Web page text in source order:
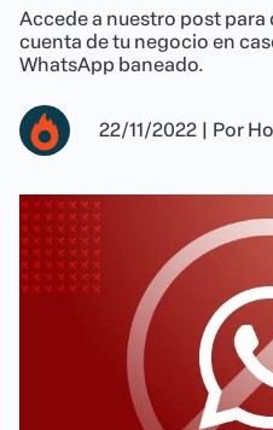
Accede a nuestro post
cuenta de tu negocio en
WhatsApp baneado.
22/11/2022 | Por